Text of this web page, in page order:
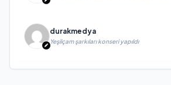
durakmedya
Yeşilçam şarkıları konseri yapıldı